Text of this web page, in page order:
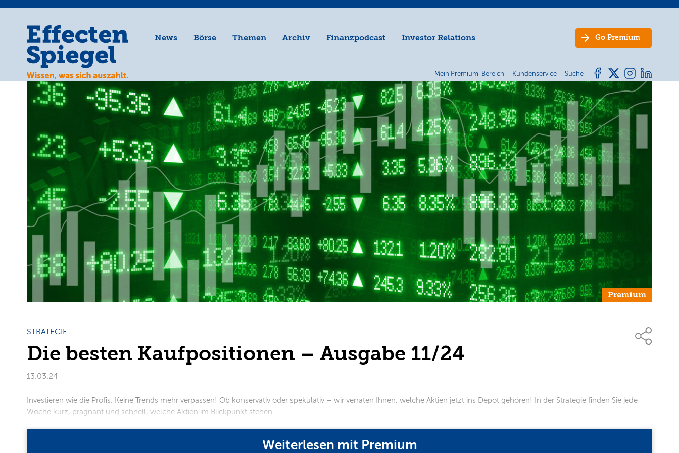
News Börse Themen Archiv Finanzpodcast Investor Relations Go Premium
Mein Premium-Bereich Kundenservice Suche
Premium
STRATEGIE
Die besten Kaufpositionen – Ausgabe 11/24
13.03.24
Investieren wie die Profis. Keine Trends mehr verpassen! Ob konservativ oder spekulativ – wir verraten Ihnen, welche Aktien jetzt ins Depot gehören! In der Strategie finden Sie jede
Woche kurz, prägnant und schnell, welche Aktien im Blickpunkt stehen.​​​​​​
Weiterlesen mit Premium